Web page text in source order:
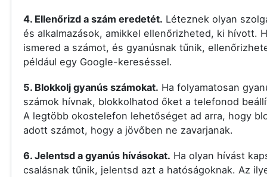
4. Ellenőrizd a szám eredetét. Léteznek olyan
és alkalmazások, amikkel ellenőrizheted, ki hívott.
ismered a számot, és gyanúsnak tűnik,
például egy Google-kereséssel.
5. Blokkolj gyanús számokat. Ha folyamatosan
számok hívnak, blokkolhatod őket a telefonod
A legtöbb okostelefon lehetőséget ad arra, hogy
adott számot, hogy a jövőben ne zavarjanak.
6. Jelentsd a gyanús hívásokat. Ha olyan hívást
csalásnak tűnik, jelentsd azt a hatóságoknak. Az